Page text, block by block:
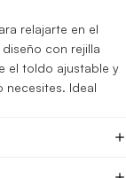
relajarte en el
con rejilla
el toldo ajustable y
necesites. Ideal